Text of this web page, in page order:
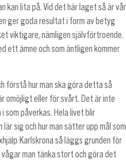
kan lita på. Vid det här laget så är vår
ger goda resultat i form av betyg
viktigare, nämligen självförtroende.
ett ämne och som äntligen kommer
förstå hur man ska göra detta så
omöjligt eller för svårt. Det är inte
som påverkas. Hela livet blir
lär sig och hur man sätter upp mål som
Karlskrona så läggs grunden för
man tänka stort och göra det